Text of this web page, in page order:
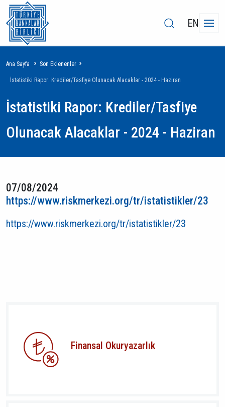
EN
Sayfa
yolu
Ana Sayfa Son Eklenenler
İstatistiki Rapor: Krediler/Tasfiye Olunacak Alacaklar - 2024 - Haziran
İstatistiki Rapor: Krediler/Tasfiye
Olunacak Alacaklar - 2024 - Haziran
07/08/2024
https://www.riskmerkezi.org/tr/istatistikler/23
https://www.riskmerkezi.org/tr/istatistikler/23
Finansal Okuryazarlık